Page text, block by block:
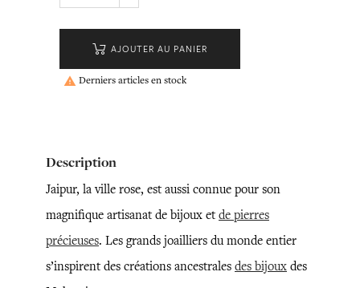
AJOUTER AU PANIER
 Derniers articles en stock
Description
Jaipur, la ville rose, est aussi connue pour son
magnifique artisanat de bijoux et de pierres
précieuses. Les grands joailliers du monde entier
s’inspirent des créations ancestrales des bijoux des